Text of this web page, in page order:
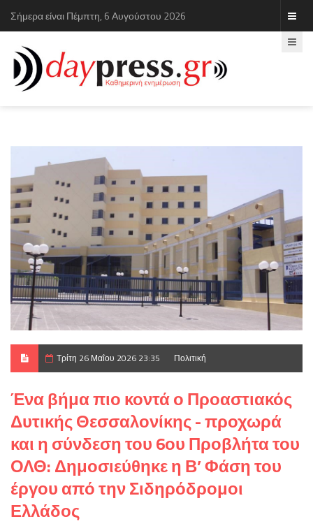
Σήμερα είναι Πέμπτη, 6 Αυγούστου 2026
Τρίτη 26 Μαΐου 2026 23:35 Πολιτική
Ένα βήμα πιο κοντά ο Προαστιακός
Δυτικής Θεσσαλονίκης - προχωρά
και η σύνδεση του 6ου Προβλήτα του
ΟΛΘ: Δημοσιεύθηκε η Β’ Φάση του
έργου από την Σιδηρόδρομοι
Ελλάδος